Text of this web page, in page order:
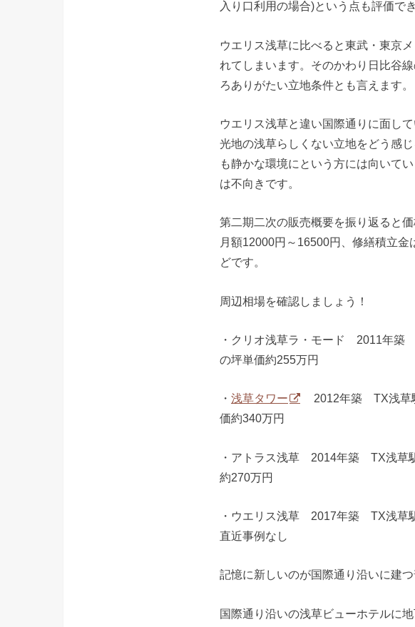
入り口利用の場合)という点も評価でき
ウエリス浅草に比べると東武・東京
れてしまいます。そのかわり日比谷
ろありがたい立地条件とも言えます。
ウエリス浅草と違い国際通りに面し
光地の浅草らしくない立地をどう感
も静かな環境にという方には向いて
は不向きです。
第二期二次の販売概要を振り返ると
月額12000円～16500円、修繕積立
どです。
周辺相場を確認しましょう！
・クリオ浅草ラ・モード 2011年
の坪単価約255万円
・ 浅草タワー
2012年築 TX浅草
価約340万円
・アトラス浅草 2014年築 TX浅
約270万円
・ウエリス浅草 2017年築 TX浅
直近事例なし
記憶に新しいのが国際通り沿いに建
国際通り沿いの浅草ビューホテルに